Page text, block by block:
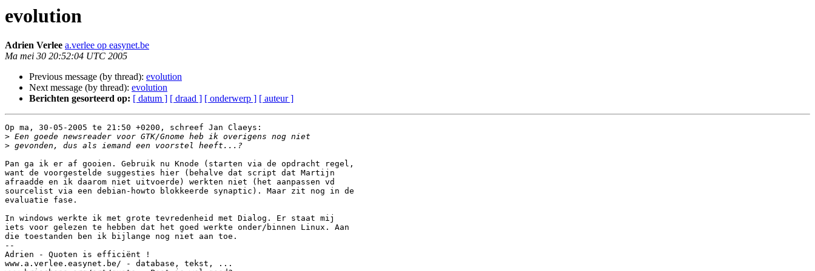
evolution
Adrien Verlee a.verlee op easynet.be
Ma mei 30 20:52:04 UTC 2005
Previous message (by thread): evolution
Next message (by thread): evolution
Berichten gesorteerd op: [ datum ] [ draad ] [ onderwerp ] [ auteur ]
Op ma, 30-05-2005 te 21:50 +0200, schreef Jan Claeys:
>
>
Pan ga ik er af gooien. Gebruik nu Knode (starten via de opdracht regel,
want de voorgestelde suggesties hier (behalve dat script dat Martijn
afraadde en ik daarom niet uitvoerde) werkten niet (het aanpassen vd
sourcelist via een debian-howto blokkeerde synaptic). Maar zit nog in de
evaluatie fase.
In windows werkte ik met grote tevredenheid met Dialog. Er staat mij
iets voor gelezen te hebben dat het goed werkte onder/binnen Linux. Aan
die toestanden ben ik bijlange nog niet aan toe.
--
Adrien - Quoten is efficiënt !
www.a.verlee.easynet.be/ - database, tekst, ...